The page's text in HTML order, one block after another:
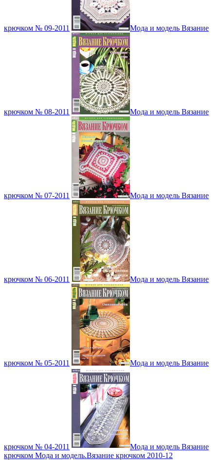
крючком № 09-2011 Мода и модель Вязание
крючком № 08-2011 Мода и модель Вязание
крючком № 07-2011 Мода и модель Вязание
крючком № 06-2011 Мода и модель Вязание
крючком № 05-2011 Мода и модель Вязание
крючком № 04-2011
Мода и модель Вязание
крючком Мода и модель.Вязание крючком 2010-12